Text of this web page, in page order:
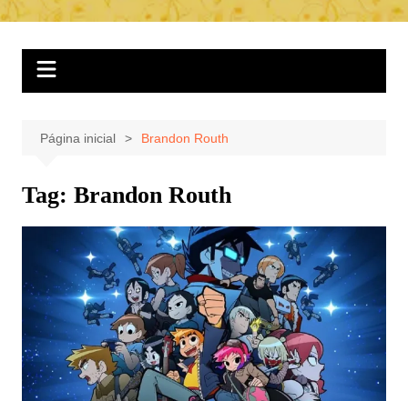
Página inicial Brandon Routh
Tag: Brandon Routh